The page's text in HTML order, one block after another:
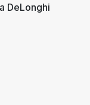
DeLonghi